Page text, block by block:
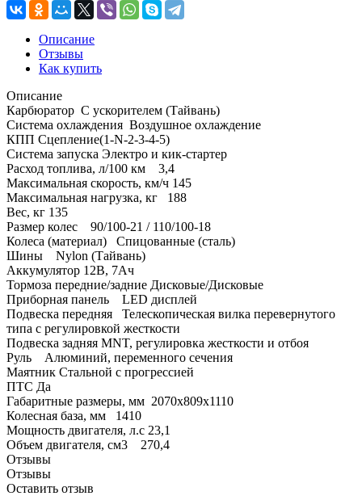
Описание
Отзывы
Как купить
Описание
Карбюратор C ускорителем (Тайвань)
Система охлаждения Воздушное охлаждение
КПП Сцепление(1-N-2-3-4-5)
Система запуска Электро и кик-стартер
Расход топлива, л/100 км 3,4
Максимальная скорость, км/ч 145
Максимальная нагрузка, кг 188
Вес, кг 135
Размер колес 90/100-21 / 110/100-18
Колеса (материал) Спицованные (сталь)
Шины Nylon (Тайвань)
Аккумулятор 12В, 7Ач
Тормоза передние/задние Дисковые/Дисковые
Приборная панель LED дисплей
Подвеска передняя Телескопическая вилка перевернутого
типа с регулировкой жесткости
Подвеска задняя MNT, регулировка жесткости и отбоя
Руль Алюминий, переменного сечения
Маятник Стальной с прогрессией
ПТС Да
Габаритные размеры, мм 2070х809х1110
Колесная база, мм 1410
Мощность двигателя, л.с 23,1
Объем двигателя, см3 270,4
Отзывы
Отзывы
Оставить отзыв